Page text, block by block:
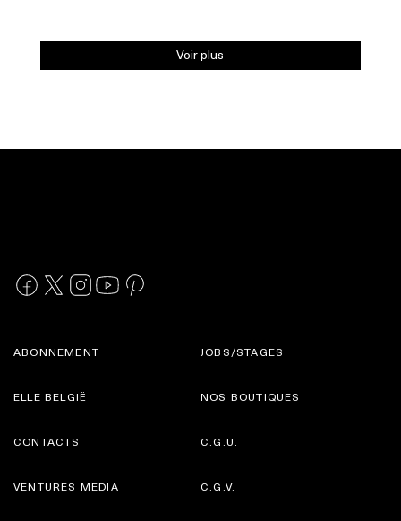
Voir plus
ABONNEMENT
ELLE BELGIË
JOBS/STAGES
NOS BOUTIQUES
CONTACTS
VENTURES MEDIA
C.G.U.
C.G.V.